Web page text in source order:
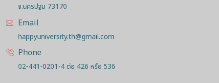
จ.นครปฐม 73170
Email
happyuniversity.th@gmail.com
Phone
02-441-0201-4 ต่อ 426 หรือ 536